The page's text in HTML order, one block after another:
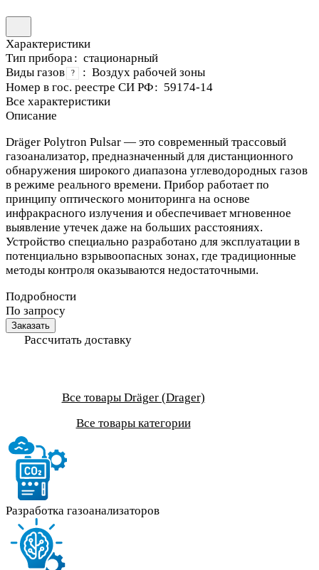
Характеристики
Тип прибора : стационарный
Виды газов
? : Воздух рабочей зоны
Номер в гос. реестре СИ РФ: 59174-14
Все характеристики
Описание
Dräger Polytron Pulsar — это современный трассовый
газоанализатор, предназначенный для дистанционного
обнаружения широкого диапазона углеводородных газов
в режиме реального времени. Прибор работает по
принципу оптического мониторинга на основе
инфракрасного излучения и обеспечивает мгновенное
выявление утечек даже на больших расстояниях.
Устройство специально разработано для эксплуатации в
потенциально взрывоопасных зонах, где традиционные
методы контроля оказываются недостаточными.
Подробности
По запросу
Заказать
Рассчитать доставку
Все товары Dräger (Drager)
Все товары категории
Разработка газоанализаторов